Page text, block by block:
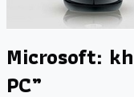
Microsoft:
PC”